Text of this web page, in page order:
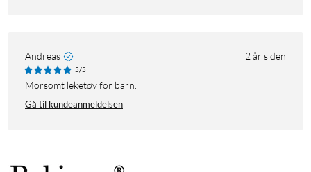
Andreas 2 år siden
5/5
Morsomt leketøy for barn.
Gå til kundeanmeldelsen